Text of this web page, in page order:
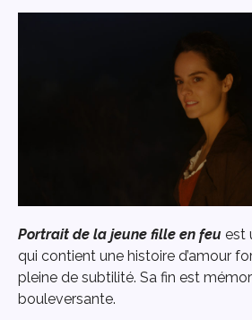
Portrait de la jeune fille en feu est
qui contient une histoire d’amour
pleine de subtilité. Sa fin est
bouleversante.